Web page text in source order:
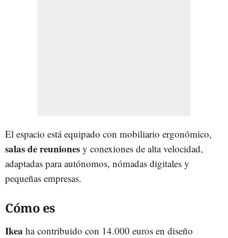
El espacio está equipado con mobiliario ergonómico,
salas de reuniones y conexiones de alta velocidad,
adaptadas para autónomos, nómadas digitales y
pequeñas empresas.
Cómo es
Ikea ha contribuido con 14.000 euros en diseño